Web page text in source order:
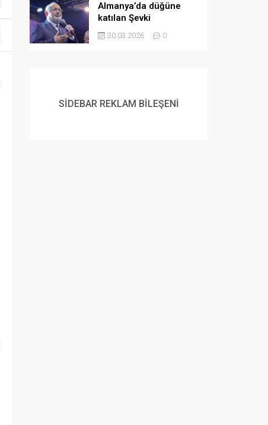
Almanya’da düğüne
katılan Şevki
Yılmaz’dan gençlere
evlilik çağrısı:
30.03.2026 0
SİDEBAR REKLAM BİLEŞENİ